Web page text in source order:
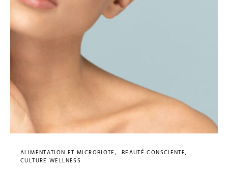
ALIMENTATION ET MICROBIOTE
BEAUTÉ CONSCIENTE
CULTURE WELLNESS